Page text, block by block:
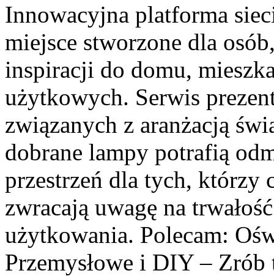
Innowacyjna platforma
miejsce stworzone dla
inspiracji do domu,
użytkowych. Serwis
związanych z aranżacją
dobrane lampy potrafią
przestrzeń dla tych, którzy
zwracają uwagę na
użytkowania. Polecam:
Przemysłowe i DIY –